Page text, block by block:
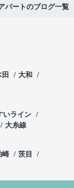
ートのブログ一覧
田
大和
いライン
大糸線
崎
茨目